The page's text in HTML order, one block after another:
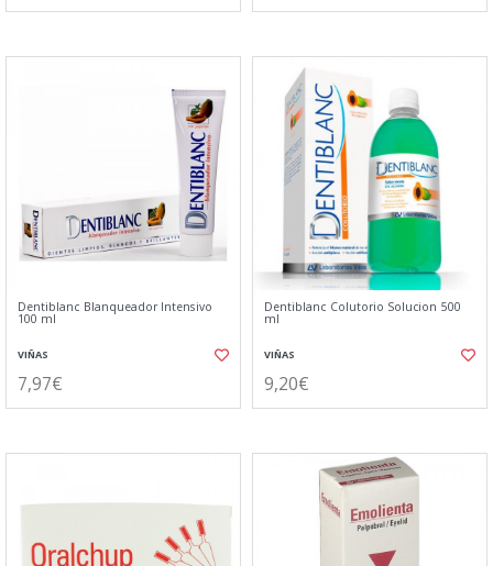
Dentiblanc Blanqueador Intensivo
100 ml
VIÑAS
7,97€
Dentiblanc Colutorio Solucion 500
ml
VIÑAS
9,20€